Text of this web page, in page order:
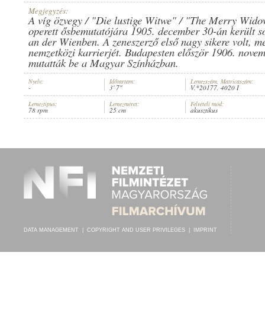
ARTIST: K. U. K. INFANTERIE-REGIMENT NO. 51. FREIHERR VON PROBSZT
Megjegyzés:
A víg özvegy / "Die lustige Witwe" / "The Merry
operett ősbemutatójára 1905. december 30-án került
an der Wienben. A zeneszerző első nagy sikere volt,
nemzetközi karrierjét. Budapesten először 1906.
mutatták be a Magyar Színházban.
Nyelv:
-
Időtartam:
3' 7"
Lemezszám, Matricaszám:
V.*20177, 4020 I
Lemeztípus:
78 rpm
Lemezméret:
25 cm
Felvételi mód:
akusztikus
DATA MANAGEMENT COPYRIGHT AND USER PRIVILEGES IMPRINT